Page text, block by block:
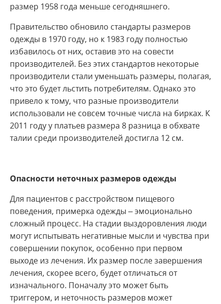
размер 1958 года меньше сегодняшнего.
Правительство обновило стандарты размеров
одежды в 1970 году, но к 1983 году полностью
избавилось от них, оставив это на совести
производителей. Без этих стандартов некоторые
производители стали уменьшать размеры, полагая,
что это будет льстить потребителям. Однако это
привело к тому, что разные производители
использовали не совсем точные числа на бирках. К
2011 году у платьев размера 8 разница в обхвате
талии среди производителей достигла 12 см.
Опасности неточных размеров одежды
Для пациентов с расстройством пищевого
поведения, примерка одежды – эмоционально
сложный процесс. На стадии выздоровления люди
могут испытывать негативные мысли и чувства при
совершении покупок, особенно при первом
выходе из лечения. Их размер после завершения
лечения, скорее всего, будет отличаться от
изначального. Поначалу это может быть
триггером, и неточность размеров может